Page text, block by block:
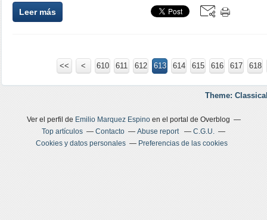
Leer más
<< < 600
610 611 612 613 614 615 616 617 618
Theme:
Ver el perfil de Emilio Marquez Espinoen el portal de Overblog
Top artículos
Contacto Abuse report
C.G.U.
Cookies y datos personales
Preferencias de las cookies